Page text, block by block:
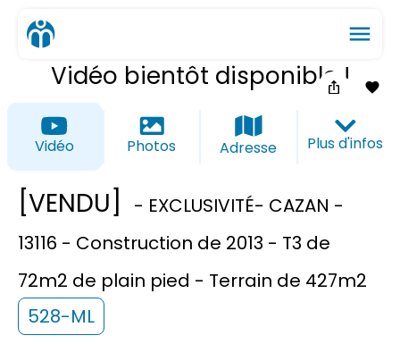
menu
Vidéo bientôt disponible !
ios_share favorite_border
Vidéo Photos Adresse Plus d'infos
[VENDU]
- EXCLUSIVITÉ- CAZAN -
13116 - Construction de 2013 - T3 de
72m2 de plain pied - Terrain de 427m2
528-ML